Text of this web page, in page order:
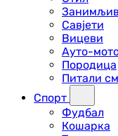
Савјети
Вицеви
Ауто-
Породица
Питали
Спорт
Фудбал
Кошарка